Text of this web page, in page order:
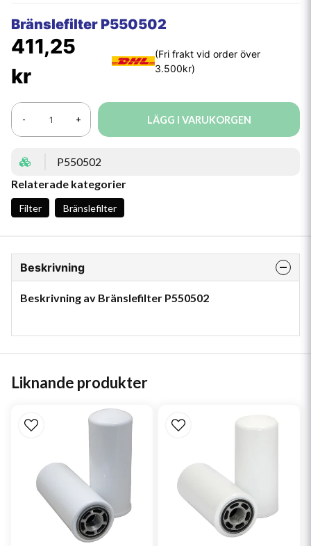
Bränslefilter P550502
411,25
kr
- + LÄGG I VARUKORGEN
P550502
Relaterade kategorier
Filter Bränslefilter
Beskrivning
Beskrivning av Bränslefilter P550502
Liknande produkter